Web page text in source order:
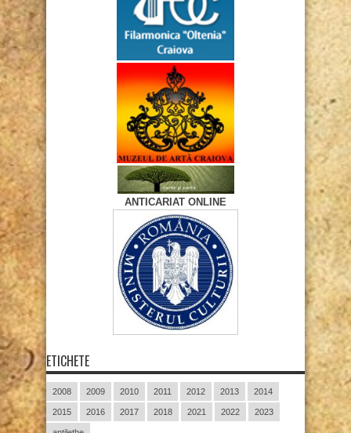
ANTICARIAT ONLINE
ETICHETE
2008 2009 2010 2011 2012 2013 2014
2015 2016 2017 2018 2021 2022 2023